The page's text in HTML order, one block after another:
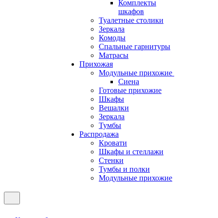
Комплекты
шкафов
Туалетные столики
Зеркала
Комоды
Спальные гарнитуры
Матрасы
Прихожая
Модульные прихожие
Сиена
Готовые прихожие
Шкафы
Вешалки
Зеркала
Тумбы
Распродажа
Кровати
Шкафы и стеллажи
Стенки
Тумбы и полки
Модульные прихожие